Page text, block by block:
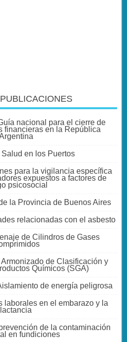
nacional para el cierre de
financieras en la República
en los Puertos
para la vigilancia específica
expuestos a factores de
psicosocial
la Provincia de Buenos Aires
relacionadas con el asbesto
de Cilindros de Gases
de Clasificación y
Químicos (SGA)
de energía peligrosa
laborales en el embarazo y la
lactancia
de la contaminación
en fundiciones